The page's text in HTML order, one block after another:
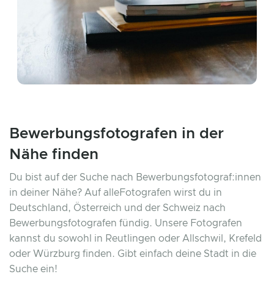
Bewerbungsfotografen in der
Nähe finden
Du bist auf der Suche nach Bewerbungsfotograf:innen
in deiner Nähe? Auf alleFotografen wirst du in
Deutschland, Österreich und der Schweiz nach
Bewerbungsfotografen fündig. Unsere Fotografen
kannst du sowohl in Reutlingen oder Allschwil, Krefeld
oder Würzburg finden. Gibt einfach deine Stadt in die
Suche ein!